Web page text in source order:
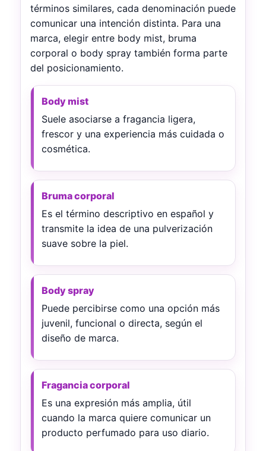
términos similares, cada denominación puede
comunicar una intención distinta. Para una
marca, elegir entre body mist, bruma
corporal o body spray también forma parte
del posicionamiento.
Body mist
Suele asociarse a fragancia ligera,
frescor y una experiencia más cuidada o
cosmética.
Bruma corporal
Es el término descriptivo en español y
transmite la idea de una pulverización
suave sobre la piel.
Body spray
Puede percibirse como una opción más
juvenil, funcional o directa, según el
diseño de marca.
Fragancia corporal
Es una expresión más amplia, útil
cuando la marca quiere comunicar un
producto perfumado para uso diario.